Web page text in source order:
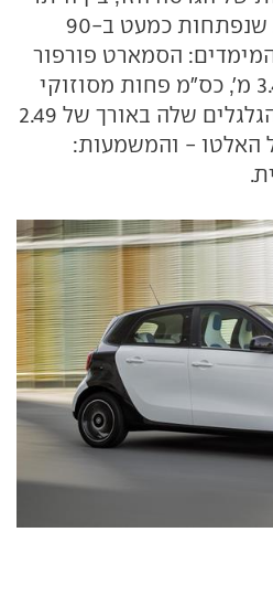
בזכות דלתות אחוריות שנפתחות כמעט ב-90
הסמארט פורפור
מתפרסת לאורך של 3.49 מ', כס"מ פחות מסוזוקי
אלטו למשל; אך בסיס הגלגלים שלה באורך של 2.49
של האלטו - והמשמעות: